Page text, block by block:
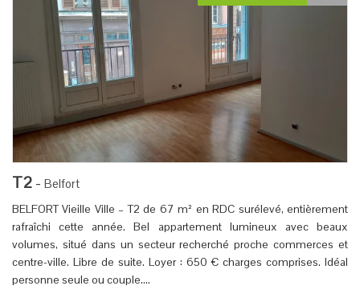
T2- Belfort
BELFORT Vieille Ville – T2 de 67 m² en RDC surélevé, entièrement
rafraîchi cette année. Bel appartement lumineux avec beaux
volumes, situé dans un secteur recherché proche commerces et
centre-ville. Libre de suite. Loyer : 650 € charges comprises. Idéal
personne seule ou couple....